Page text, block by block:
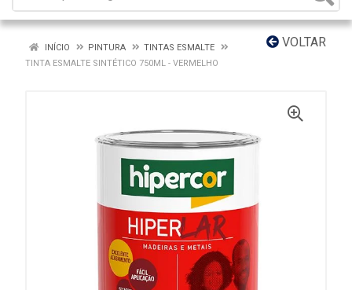
VOLTAR
INÍCIO PINTURA
TINTAS ESMALTE
TINTA ESMALTE SINTÉTICO 750ML - VERMELHO